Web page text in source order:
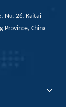
No. 26, Kaitai
Province, China